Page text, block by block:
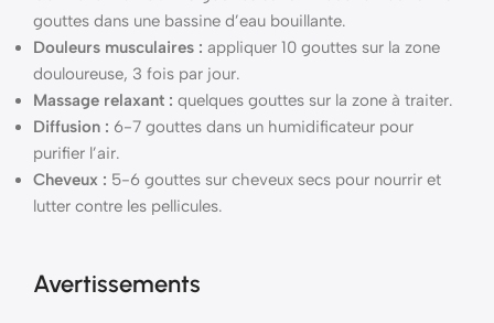
gouttes dans une bassine d’eau bouillante.
Douleurs musculaires : appliquer 10 gouttes sur la zone
douloureuse, 3 fois par jour.
Massage relaxant : quelques gouttes sur la zone à traiter.
Diffusion : 6-7 gouttes dans un humidificateur pour
purifier l’air.
Cheveux : 5-6 gouttes sur cheveux secs pour nourrir et
lutter contre les pellicules.
Avertissements